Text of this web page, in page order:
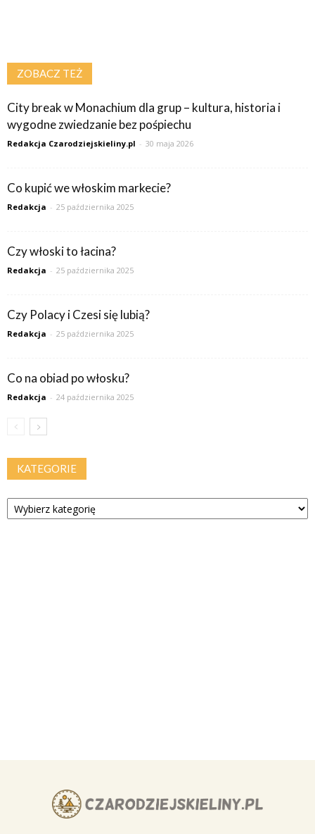
ZOBACZ TEŻ
City break w Monachium dla grup – kultura, historia i
wygodne zwiedzanie bez pośpiechu
Redakcja Czarodziejskieliny.pl - 30 maja 2026
Co kupić we włoskim markecie?
Redakcja - 25 października 2025
Czy włoski to łacina?
Redakcja - 25 października 2025
Czy Polacy i Czesi się lubią?
Redakcja - 25 października 2025
Co na obiad po włosku?
Redakcja - 24 października 2025
KATEGORIE
Kategorie